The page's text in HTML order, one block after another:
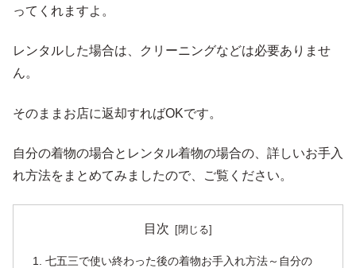
ってくれますよ。
レンタルした場合は、クリーニングなどは必要ありませ
ん。
そのままお店に返却すればOKです。
自分の着物の場合とレンタル着物の場合の、詳しいお手入
れ方法をまとめてみましたので、ご覧ください。
目次
七五三で使い終わった後の着物お手入れ方法～自分の